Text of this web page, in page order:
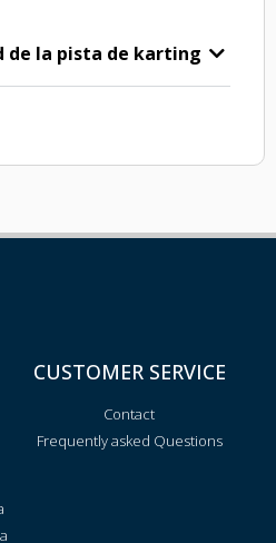
de la pista de karting
CUSTOMER SERVICE
Contact
Frequently asked Questions